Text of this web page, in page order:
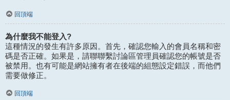
回頂端
為什麼我不能登入?
這種情況的發生有許多原因。首先，確認您輸入的會員名稱和密
碼是否正確。如果是，請聯聯繫討論區管理員確認您的帳號是否
被禁用。也有可能是網站擁有者在後端的組態設定錯誤，而他們
需要做修正。
回頂端